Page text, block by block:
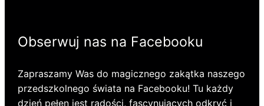
Obserwuj nas na Facebooku
Zapraszamy Was do magicznego zakątka naszego
przedszkolnego świata na Facebooku! Tu każdy
dzień pełen jest radości, fascynujących odkryć i